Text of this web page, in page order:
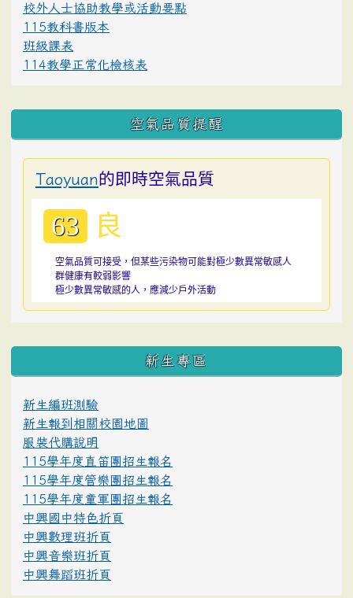
校外人士協助教學或活動要點
115教科書版本
班級課表
114教學正常化檢核表
空氣品質提醒
Taoyuan的即時空氣品質
63 良
空氣品質可接受，但某些污染物可能對極少數異常敏感人
群健康有較弱影響
極少數異常敏感的人，應減少戶外活動
:::
新生專區
新生編班測驗
新生報到相關校園地圖
服裝代購說明
115學年度直笛團招生報名
115學年度管樂團招生報名
115學年度童軍團招生報名
中興國中特色折頁
中興數理班折頁
中興音樂班折頁
中興舞蹈班折頁